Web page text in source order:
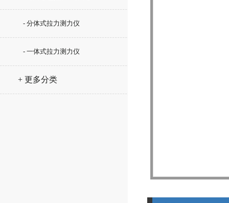
- 分体式拉力测力仪
- 一体式拉力测力仪
+ 更多分类